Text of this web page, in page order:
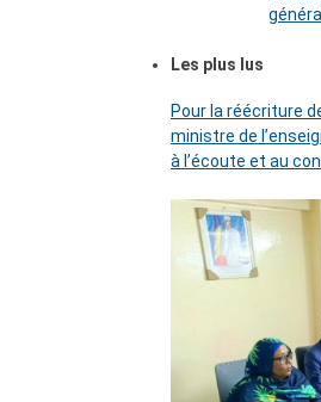
Les plus lus
Pour la réécriture
ministre de
à l’écoute et au